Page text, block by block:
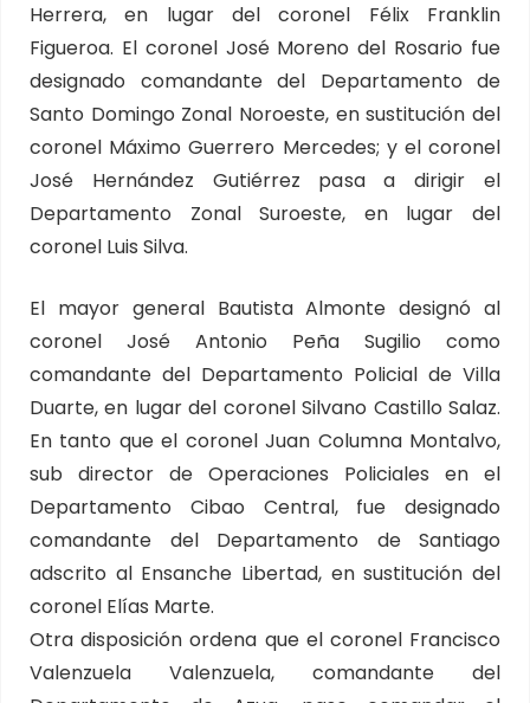
Herrera, en lugar del coronel Félix Franklin
Figueroa. El coronel José Moreno del Rosario fue
designado comandante del Departamento de
Santo Domingo Zonal Noroeste, en sustitución del
coronel Máximo Guerrero Mercedes; y el coronel
José Hernández Gutiérrez pasa a dirigir el
Departamento Zonal Suroeste, en lugar del
coronel Luis Silva.
El mayor general Bautista Almonte designó al
coronel José Antonio Peña Sugilio como
comandante del Departamento Policial de Villa
Duarte, en lugar del coronel Silvano Castillo Salaz.
En tanto que el coronel Juan Columna Montalvo,
sub director de Operaciones Policiales en el
Departamento Cibao Central, fue designado
comandante del Departamento de Santiago
adscrito al Ensanche Libertad, en sustitución del
coronel Elías Marte.
Otra disposición ordena que el coronel Francisco
Valenzuela Valenzuela, comandante del